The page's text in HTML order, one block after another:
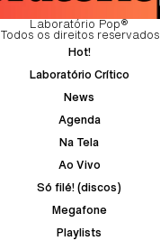
Laboratório Pop®
Todos os direitos reservados
Hot!
Laboratório Crítico
News
Agenda
Na Tela
Ao Vivo
Só filé! (discos)
Megafone
Playlists